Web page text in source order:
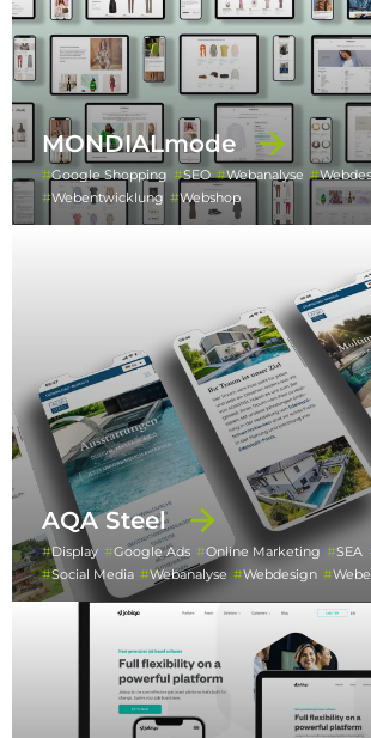
MONDIALmode
Google Shopping SEO Webanalyse
Webentwicklung
Webshop
AQA Steel
Display Google Ads Online Marketing SEA
Social Media
Webanalyse Webdesign